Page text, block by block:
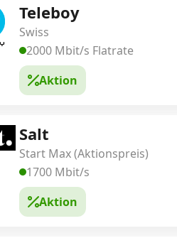
Teleboy
Swiss
2000 Mbit/s Flatrate
Aktion
Salt
Start Max (Aktionspreis)
1700 Mbit/s
Aktion